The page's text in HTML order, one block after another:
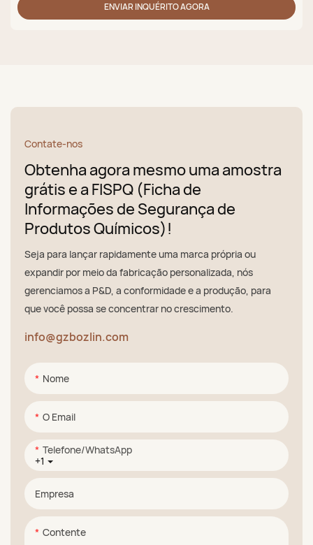
ENVIAR INQUÉRITO AGORA
Contate-nos
Obtenha agora mesmo uma amostra
grátis e a FISPQ (Ficha de
Informações de Segurança de
Produtos Químicos)!
Seja para lançar rapidamente uma marca própria ou
expandir por meio da fabricação personalizada, nós
gerenciamos a P&D, a conformidade e a produção, para
que você possa se concentrar no crescimento.
info@gzbozlin.com
Nome
O Email
+1
Telefone/WhatsApp
Empresa
Contente